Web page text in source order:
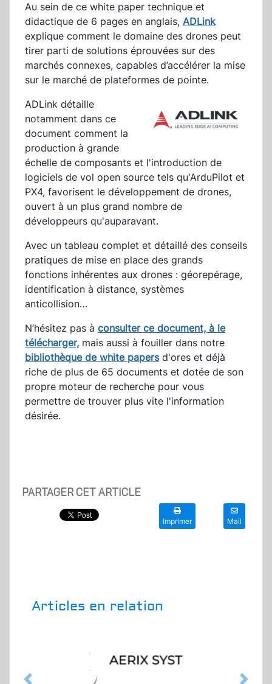
Au sein de ce white paper technique et
didactique de 6 pages en anglais, ADLink
explique comment le domaine des drones peut
tirer parti de solutions éprouvées sur des
marchés connexes, capables d’accélérer la mise
sur le marché de plateformes de pointe.
ADLink détaille
notamment dans ce
document comment la
production à grande
échelle de composants et l'introduction de
logiciels de vol open source tels qu'ArduPilot et
PX4, favorisent le développement de drones,
ouvert à un plus grand nombre de
développeurs qu'auparavant.
Avec un tableau complet et détaillé des conseils
pratiques de mise en place des grands
fonctions inhérentes aux drones : géorepérage,
identification à distance, systèmes
anticollision…
N’hésitez pas à consulter ce document, à le
télécharger, mais aussi à fouiller dans notre
bibliothèque de white papersd'ores et déjà
riche de plus de 65 documents et dotée de son
propre moteur de recherche pour vous
permettre de trouver plus vite l'information
désirée.
PARTAGER CET ARTICLE
Imprimer Mail
Articles en relation